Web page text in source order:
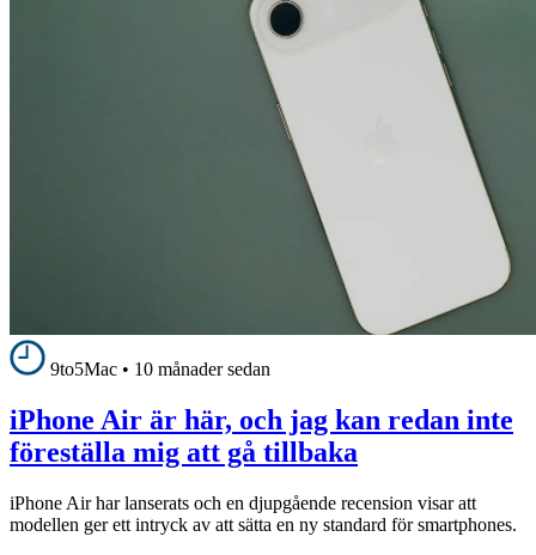
9to5Mac • 10 månader sedan
iPhone Air är här, och jag kan redan inte
föreställa mig att gå tillbaka
iPhone Air har lanserats och en djupgående recension visar att
modellen ger ett intryck av att sätta en ny standard för smartphones.